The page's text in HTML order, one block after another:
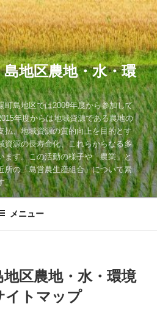
地区農地・水・環
町島地区では2009年度から参加して
年度からは地域資源である農地の
払、地域資源の質的向上を目的とす
資源の長寿命化、これらからなる多
ます。この活動の様子や「農業」と
所の「島営農生産組合」について素
。
メニュー
区農地・水・環境
イトマップ